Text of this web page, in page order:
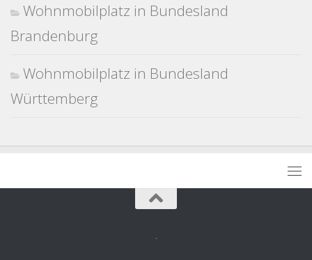
Wohnmobilplatz in Bundesland
Brandenburg
Wohnmobilplatz in Bundesland
Württemberg
.